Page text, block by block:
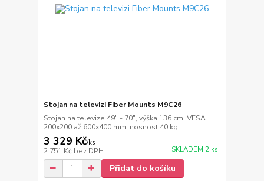
Stojan na televizi Fiber Mounts M9C26
Stojan na televize 49" - 70", výška 136 cm, VESA
200x200 až 600x400 mm, nosnost 40 kg
3 329 Kč/ks
2 751 Kč bez DPH SKLADEM 2 ks
Přidat do košíku